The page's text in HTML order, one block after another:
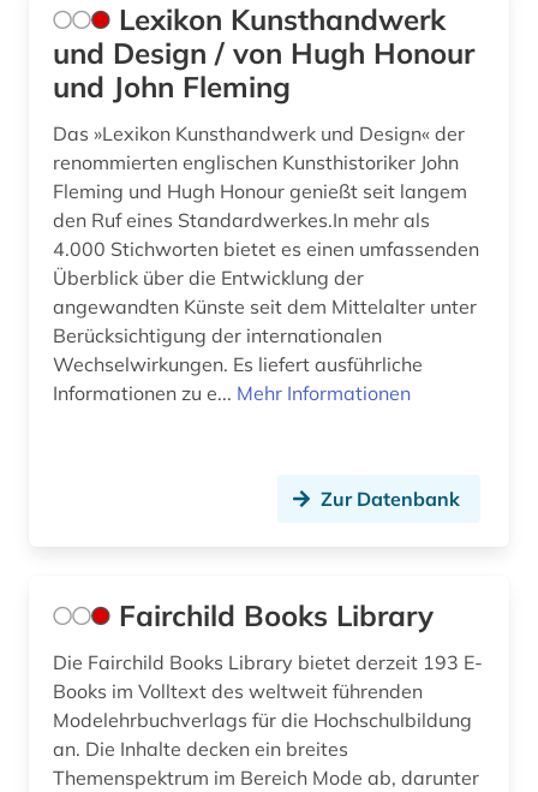
Lexikon Kunsthandwerk
und Design / von Hugh Honour
und John Fleming
Das »Lexikon Kunsthandwerk und Design« der
renommierten englischen Kunsthistoriker John
Fleming und Hugh Honour genießt seit langem
den Ruf eines Standardwerkes.In mehr als
4.000 Stichworten bietet es einen umfassenden
Überblick über die Entwicklung der
angewandten Künste seit dem Mittelalter unter
Berücksichtigung der internationalen
Wechselwirkungen. Es liefert ausführliche
Informationen zu e... Mehr Informationen
Zur Datenbank
Fairchild Books Library
Die Fairchild Books Library bietet derzeit 193 E-
Books im Volltext des weltweit führenden
Modelehrbuchverlags für die Hochschulbildung
an. Die Inhalte decken ein breites
Themenspektrum im Bereich Mode ab, darunter